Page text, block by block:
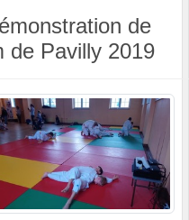
de
de Pavilly 2019